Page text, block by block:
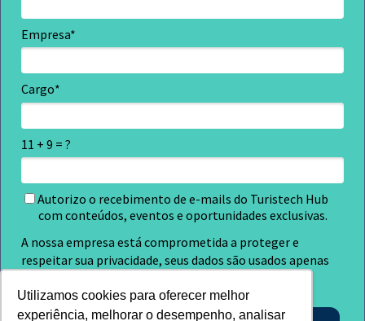
Utilizamos cookies para oferecer melhor
experiência, melhorar o desempenho, analisar
Empresa*
Cargo*
11 + 9 = ?
Autorizo o recebimento de e-mails do Turistech Hub
com conteúdos, eventos e oportunidades exclusivas.
A nossa empresa está comprometida a proteger e
respeitar sua privacidade, seus dados são usados apenas